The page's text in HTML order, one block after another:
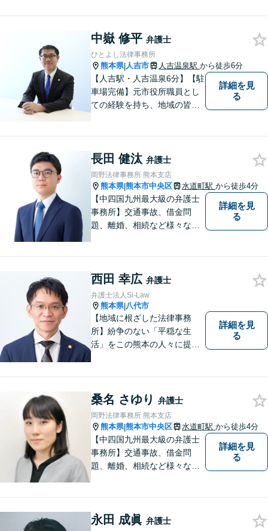
護の３つの分野に力を注ぐ弁
護士】
中嶽 修平 弁護士
ひとよし法律事務所
熊本県|人吉市 人吉温泉駅 から徒歩6分
【人吉駅・人吉温泉6分】【駐
車場完備】元市役所職員とし
ての経験を持ち、地域の皆さ
懇切丁寧に対応し、解決を目
指します【LINE対応】
詳細を見
る
長田 健汰 弁護士
岡野法律事務所 熊本支店
熊本県|熊本市中央区 水道町駅 から徒歩4分
【中四国九州最大級の弁護士
事務所】交通事故、借金問
題、離婚、相続など様々な問
い！
詳細を見
る
西田 幸広 弁護士
弁護士法人Si-Law
熊本県|八代市
【地域に根ざした法律事務
所】紛争のない「平穏な生
活」をこの熊本の人々に提供
の人たちに紛争のない「平穏
な生活」を提供するという志
を持って日々の仕事に取り組
んでまいります。
詳細を見
る
桑名 さゆり 弁護士
岡野法律事務所 熊本支店
熊本県|熊本市中央区 水道町駅 から徒歩4分
【中四国九州最大級の弁護士
事務所】交通事故、借金問
題、離婚、相続など様々な問
い！
詳細を見
る
永田 成眞 弁護士